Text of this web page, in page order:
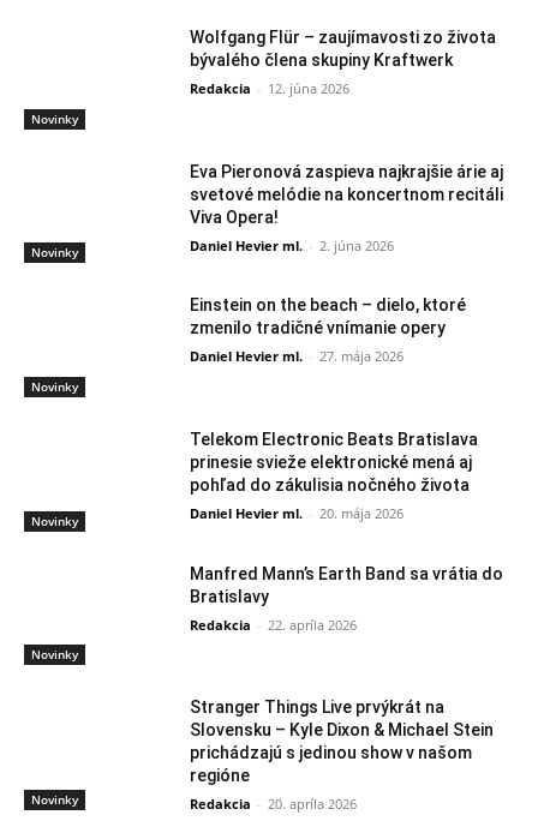
Novinky
Wolfgang Flür – zaujímavosti zo života
bývalého člena skupiny Kraftwerk
Redakcia - 12. júna 2026
Novinky
Eva Pieronová zaspieva najkrajšie árie aj
svetové melódie na koncertnom recitáli
Viva Opera!
Daniel Hevier ml. - 2. júna 2026
Novinky
Einstein on the beach – dielo, ktoré
zmenilo tradičné vnímanie opery
Daniel Hevier ml. - 27. mája 2026
Novinky
Telekom Electronic Beats Bratislava
prinesie svieže elektronické mená aj
pohľad do zákulisia nočného života
Daniel Hevier ml. - 20. mája 2026
Novinky
Manfred Mann’s Earth Band sa vrátia do
Bratislavy
Redakcia - 22. apríla 2026
Novinky
Stranger Things Live prvýkrát na
Slovensku – Kyle Dixon & Michael Stein
prichádzajú s jedinou show v našom
regióne
Redakcia - 20. apríla 2026